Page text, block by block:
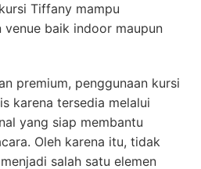
Tiffany mampu
baik indoor maupun
premium, penggunaan kursi
karena tersedia melalui
yang siap membantu
Oleh karena itu, tidak
salah satu elemen